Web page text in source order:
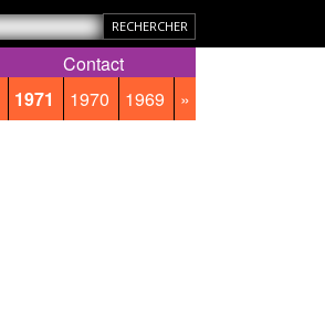
1971 1970 1969 »
Contact